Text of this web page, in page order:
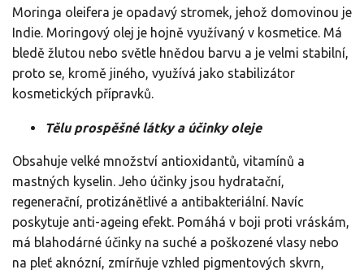
Moringa oleifera je opadavý stromek, jehož domovinou je
Indie. Moringový olej je hojně využívaný v kosmetice. Má
bledě žlutou nebo světle hnědou barvu a je velmi stabilní,
proto se, kromě jiného, využívá jako stabilizátor
kosmetických přípravků.
Tělu prospěšné látky a účinky oleje
Obsahuje velké množství antioxidantů, vitamínů a
mastných kyselin. Jeho účinky jsou hydratační,
regenerační, protizánětlivé a antibakteriální. Navíc
poskytuje anti-ageing efekt. Pomáhá v boji proti vráskám,
má blahodárné účinky na suché a poškozené vlasy nebo
na pleť aknózní, zmírňuje vzhled pigmentových skvrn,